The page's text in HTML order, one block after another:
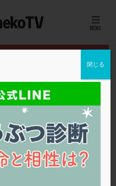
法は？
受精,卵巣機能不全,採卵
大島クリニック
閉じる
2個移植
AID
CD138 DC胚
DFI
EndomeTRIO検査
FSH
FST
IMSI
L-カルニチン
MRワクチン
MTHFR
胞